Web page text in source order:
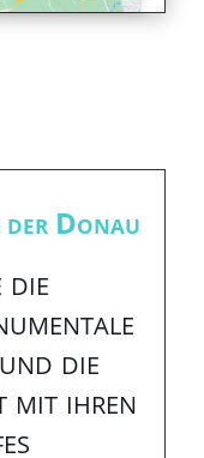
der Donau
die
die
mit ihren